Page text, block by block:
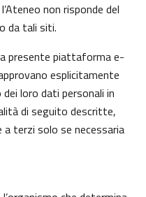
non risponde del
da tali siti.
presente piattaforma e-
esplicitamente
loro dati personali in
di seguito descritte,
a terzi solo se necessaria